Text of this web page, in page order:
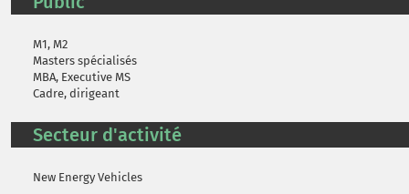
M1, M2
Masters spécialisés
MBA, Executive MS
Cadre, dirigeant
Secteur d'activité
New Energy Vehicles